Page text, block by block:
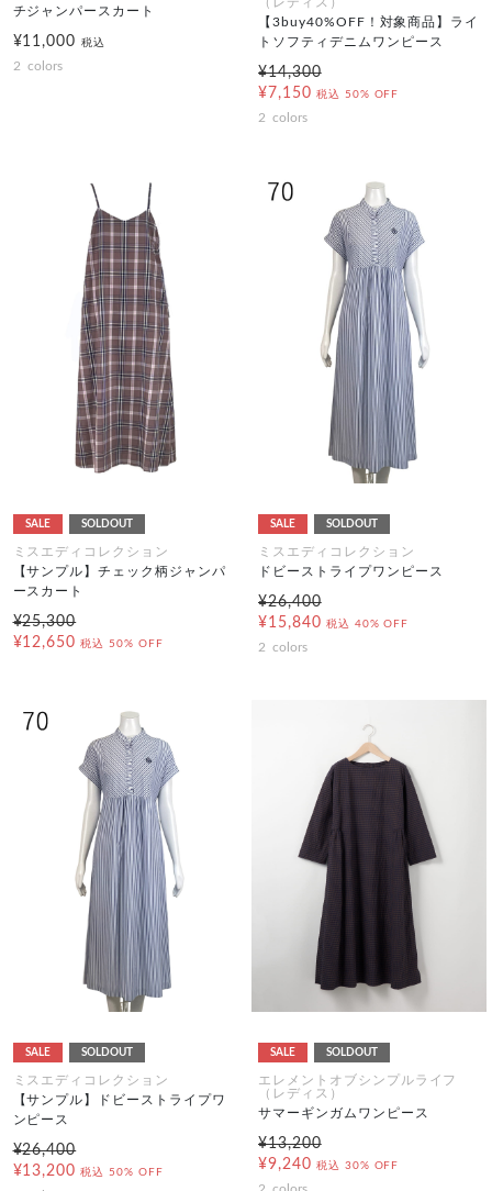
チジャンパースカート
¥11,000税込
2 colors
（レディス）
【3buy40%OFF！対象商品】ライ
トソフティデニムワンピース
¥14,300
¥7,150 税込 50% OFF
2 colors
SALE SOLDOUT
ミスエディコレクション
【サンプル】チェック柄ジャンパ
ースカート
¥25,300
¥12,650 税込 50% OFF
SALE SOLDOUT
ミスエディコレクション
ドビーストライプワンピース
¥26,400
¥15,840 税込 40% OFF
2 colors
SALE SOLDOUT
ミスエディコレクション
【サンプル】ドビーストライプワ
ンピース
¥26,400
¥13,200 税込 50% OFF
SALE SOLDOUT
エレメントオブシンプルライフ
（レディス）
サマーギンガムワンピース
¥13,200
¥9,240 税込 30% OFF